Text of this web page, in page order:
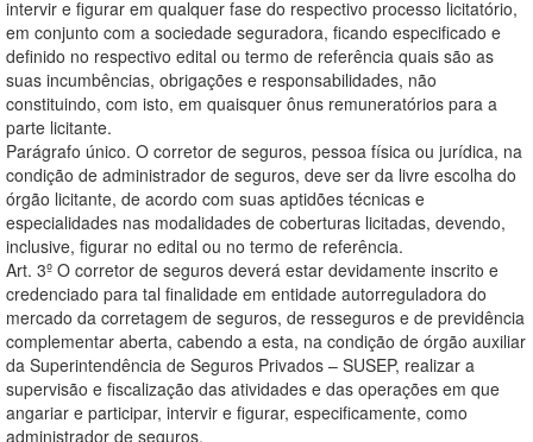
intervir e figurar em qualquer fase do respectivo processo licitatório,
em conjunto com a sociedade seguradora, ficando especificado e
definido no respectivo edital ou termo de referência quais são as
suas incumbências, obrigações e responsabilidades, não
constituindo, com isto, em quaisquer ônus remuneratórios para a
parte licitante.
Parágrafo único. O corretor de seguros, pessoa física ou jurídica, na
condição de administrador de seguros, deve ser da livre escolha do
órgão licitante, de acordo com suas aptidões técnicas e
especialidades nas modalidades de coberturas licitadas, devendo,
inclusive, figurar no edital ou no termo de referência.
Art. 3º O corretor de seguros deverá estar devidamente inscrito e
credenciado para tal finalidade em entidade autorreguladora do
mercado da corretagem de seguros, de resseguros e de previdência
complementar aberta, cabendo a esta, na condição de órgão auxiliar
da Superintendência de Seguros Privados – SUSEP, realizar a
supervisão e fiscalização das atividades e das operações em que
angariar e participar, intervir e figurar, especificamente, como
administrador de seguros.